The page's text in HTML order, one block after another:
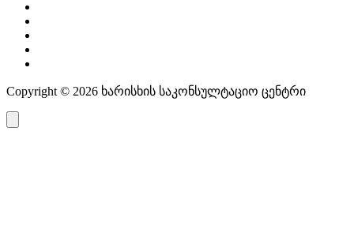
Copyright © 2026 ხარისხის საკონსულტაციო ცენტრი